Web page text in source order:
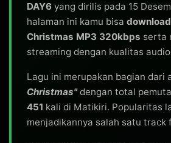
DAY6 yang dirilis pada 15
halaman ini kamu bisa
Christmas MP3 320kbps serta
streaming dengan kualitas
Lagu ini merupakan bagian dari
Christmas"dengan total
451 kali di Matikiri. Popularitas
menjadikannya salah satu track